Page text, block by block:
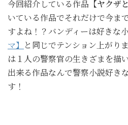
今回紹介している作品 【ヤクザ
いている作品でそれだけで今ま
すよね！？バンディーは好きな
マ】 と同じでテンション上がり
は１人の警察官の生きざまを描
出来る作品なんで警察小説好き
す！